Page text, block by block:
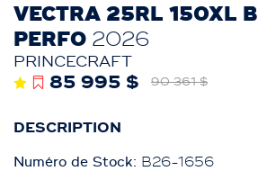
VECTRA 25RL 150XL
PERFO 2026
PRINCECRAFT
85 995 $ 90 361 $
DESCRIPTION
Numéro de Stock: B26-1656